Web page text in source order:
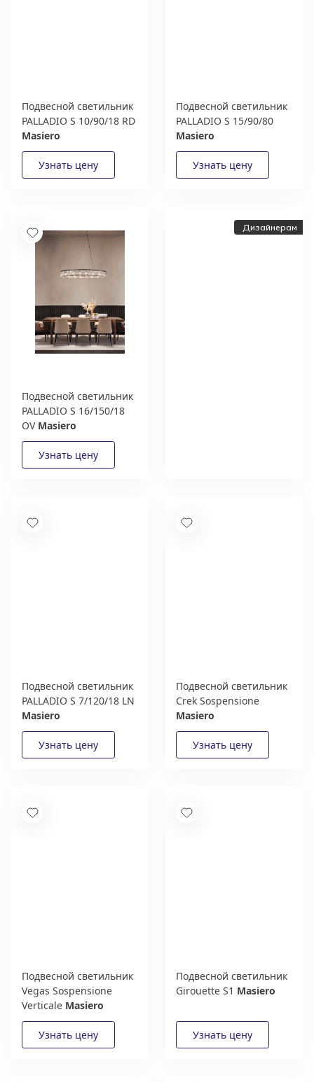
Подвесной светильник
PALLADIO S 10/90/18 RD
Masiero
Подвесной светильник
PALLADIO S 15/90/80
Masiero
Подвесной светильник
PALLADIO S 16/150/18
OV Masiero
Дизайнерам
Подвесной светильник
PALLADIO S 7/120/18 LN
Masiero
Подвесной светильник
Crek Sospensione
Masiero
Подвесной светильник
Vegas Sospensione
Verticale Masiero
Подвесной светильник
Girouette S1 Masiero